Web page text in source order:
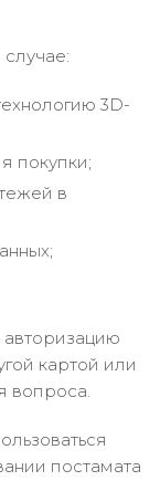
случае:
3D-
покупки;
в
картой или
вопроса.
постамата